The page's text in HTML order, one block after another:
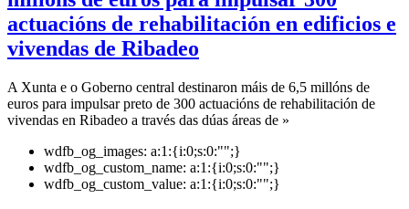
actuacións de rehabilitación en edificios e
vivendas de Ribadeo
A Xunta e o Goberno central destinaron máis de 6,5 millóns de
euros para impulsar preto de 300 actuacións de rehabilitación de
vivendas en Ribadeo a través das dúas áreas de »
wdfb_og_images: a:1:{i:0;s:0:"";}
wdfb_og_custom_name: a:1:{i:0;s:0:"";}
wdfb_og_custom_value: a:1:{i:0;s:0:"";}